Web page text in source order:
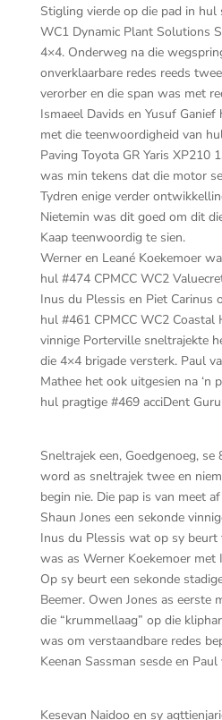
Stigling vierde op die pad in hul
WC1 Dynamic Plant Solutions
4×4. Onderweg na die
onverklaarbare redes reeds
verorber en die span was met
Ismaeel Davids en Yusuf
met die teenwoordigheid van
Paving Toyota GR Yaris XP210
was min tekens dat die motor
Tydren enige verder
Nietemin was dit goed om dit
Kaap teenwoordig te sien.
Werner en Leané Koekemoer
hul #474 CPMCC WC2
Inus du Plessis en Piet
hul #461 CPMCC WC2 Coastal
vinnige Porterville sneltrajekte
die 4×4 brigade versterk. Paul
Mathee het ook uitgesien na ‘n
hul pragtige #469 acciDent
Sneltrajek een, Goedgenoeg,
word as sneltrajek twee en
begin nie. Die pap is van meet
Shaun Jones een sekonde
Inus du Plessis wat op sy
was as Werner Koekemoer met
Op sy beurt een sekonde
Beemer. Owen Jones as eerste
die “krummellaag” op die
was om verstaandbare redes
Keenan Sassman sesde en
Kesevan Naidoo en sy